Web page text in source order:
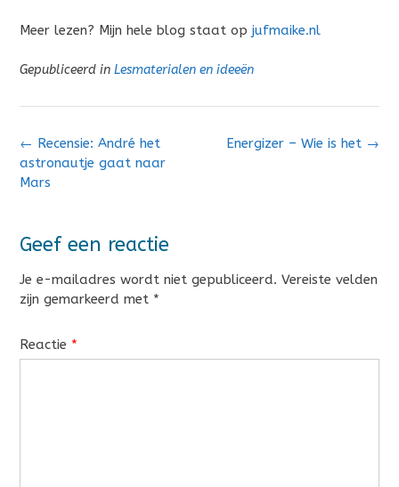
Meer lezen? Mijn hele blog staat op jufmaike.nl
Gepubliceerd in Lesmaterialen en ideeën
Bericht
navigatie
Energizer – Wie is het →
← Recensie: André het
astronautje gaat naar
Mars
Geef een reactie
Je e-mailadres wordt niet gepubliceerd. Vereiste velden
zijn gemarkeerd met *
Reactie *